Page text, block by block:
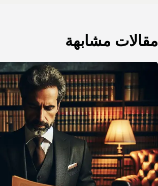
مقالات مشابهة